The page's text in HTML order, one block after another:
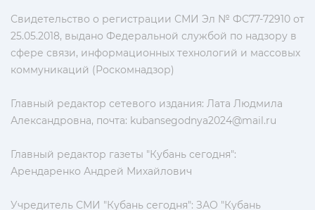
Свидетельство о регистрации СМИ Эл № ФС77-72910 от
25.05.2018, выдано Федеральной службой по надзору в
сфере связи, информационных технологий и массовых
коммуникаций (Роскомнадзор)
Главный редактор сетевого издания: Лата Людмила
Александровна, почта: kubansegodnya2024@mail.ru
Главный редактор газеты "Кубань сегодня":
Арендаренко Андрей Михайлович
Учредитель СМИ "Кубань сегодня": ЗАО "Кубань